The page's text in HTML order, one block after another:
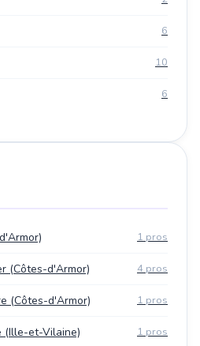
6
10
6
1 pros
(Côtes-d'Armor) 4 pros
(Côtes-d'Armor) 1 pros
(Ille-et-Vilaine) 1 pros